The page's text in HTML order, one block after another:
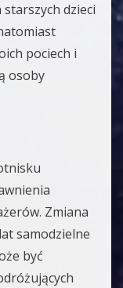
starszych dzieci
pociech i
osoby
Zmiana
samodzielne
być